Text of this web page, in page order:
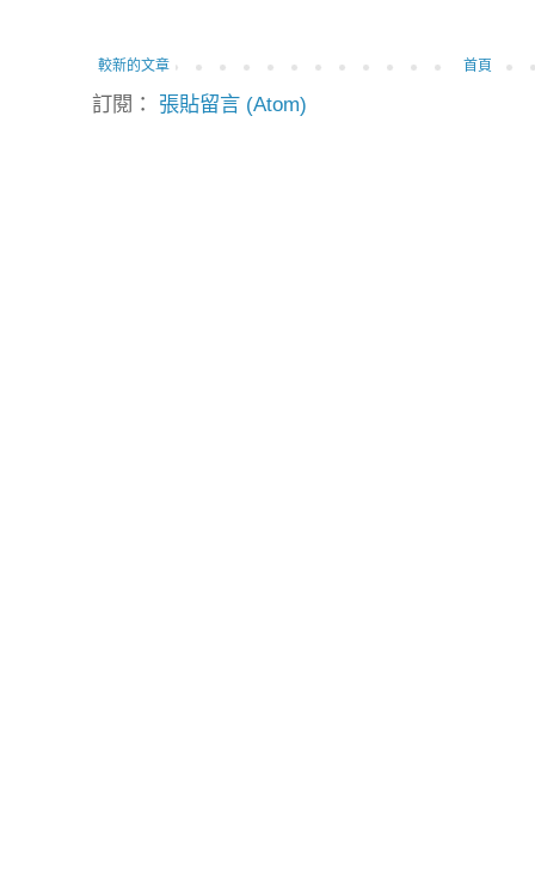
較新的文章 首頁
訂閱： 張貼留言 (Atom)